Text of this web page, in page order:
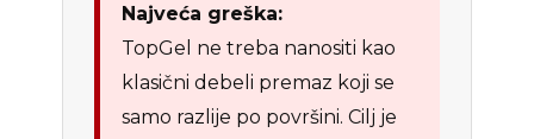
Najveća greška:
TopGel ne treba nanositi kao
klasični debeli premaz koji se
samo razlije po površini. Cilj je